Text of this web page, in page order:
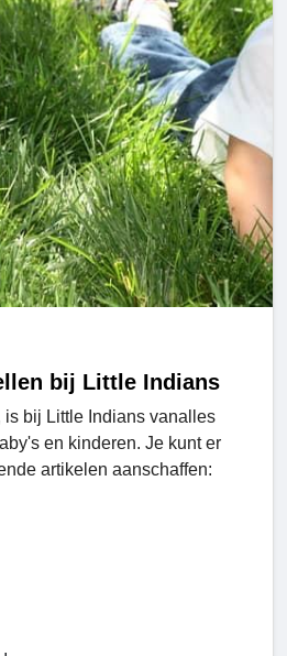
bij Little Indians
bij Little Indians vanalles
en kinderen. Je kunt er
artikelen aanschaffen: